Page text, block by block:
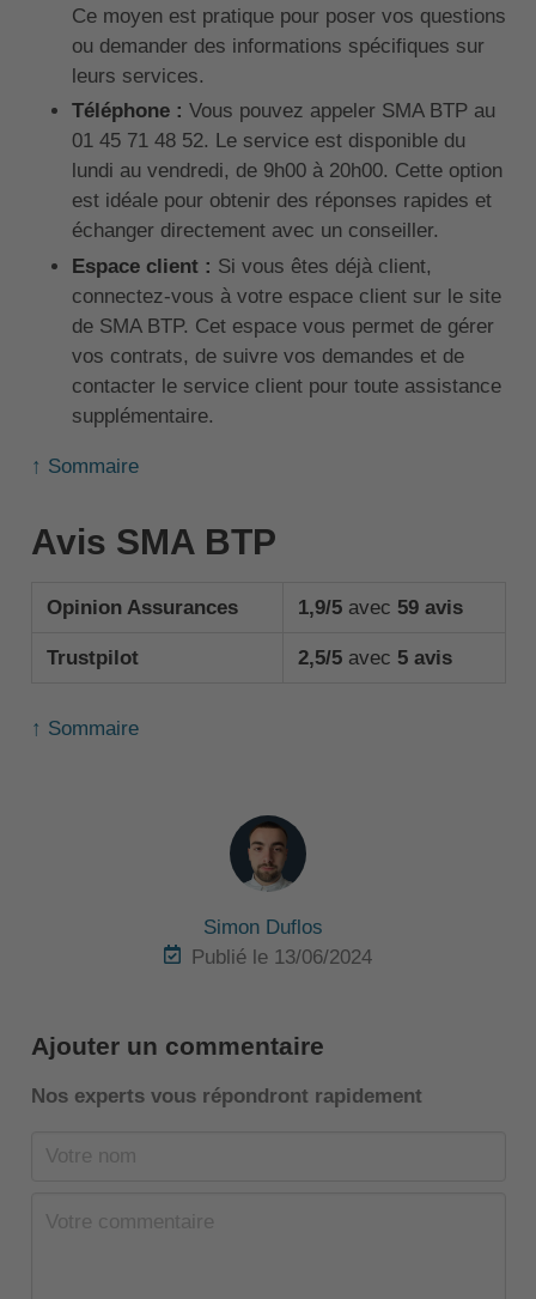
Ce moyen est pratique pour poser vos questions
ou demander des informations spécifiques sur
leurs services.
Téléphone : Vous pouvez appeler SMA BTP au
01 45 71 48 52. Le service est disponible du
lundi au vendredi, de 9h00 à 20h00. Cette option
est idéale pour obtenir des réponses rapides et
échanger directement avec un conseiller.
Espace client : Si vous êtes déjà client,
connectez-vous à votre espace client sur le site
de SMA BTP. Cet espace vous permet de gérer
vos contrats, de suivre vos demandes et de
contacter le service client pour toute assistance
supplémentaire.
↑ Sommaire
Avis SMA BTP
Opinion Assurances 1,9/5 avec 59 avis
Trustpilot 2,5/5 avec 5 avis
↑ Sommaire
Simon Duflos
Publié le 13/06/2024
Ajouter un commentaire
Nos experts vous répondront rapidement